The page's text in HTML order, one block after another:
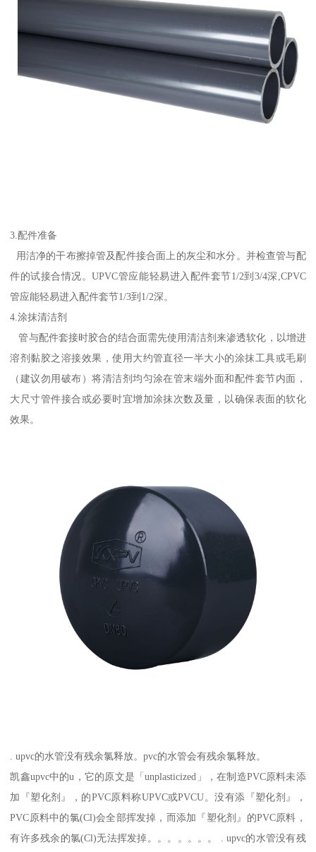
3.配件准备
用洁净的干布擦掉管及配件接合面上的灰尘和水分。并检查管与配
件的试接合情况。UPVC管应能轻易进入配件套节1/2到3/4深,CPVC
管应能轻易进入配件套节1/3到1/2深。
4.涂抹清洁剂
管与配件套接时胶合的结合面需先使用清洁剂来渗透软化，以增进
溶剂黏胶之溶接效果，使用大约管直径一半大小的涂抹工具或毛刷
（建议勿用破布）将清洁剂均匀涂在管末端外面和配件套节内面，
大尺寸管件接合或必要时宜增加涂抹次数及量，以确保表面的软化
效果。
. upvc的水管没有残余氯释放。pvc的水管会有残余氯释放。
凯鑫upvc中的u，它的原文是「unplasticized」，在制造PVC原料未添
加『塑化剂』，的PVC原料称UPVC或PVCU。没有添『塑化剂』，
PVC原料中的氯(Cl)会全部挥发掉，而添加『塑化剂』的PVC原料，
有许多残余的氯(Cl)无法挥发掉。。。。。。。 . upvc的水管没有残